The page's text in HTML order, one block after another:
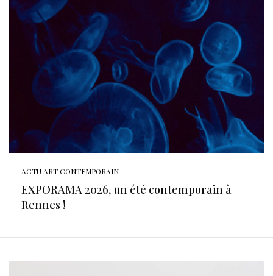
ACTU ART CONTEMPORAIN
EXPORAMA 2026, un été contemporain à
Rennes !